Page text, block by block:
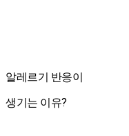
알레르기 반응이
생기는 이유?